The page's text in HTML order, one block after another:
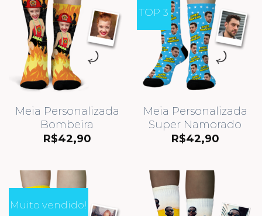
Meia Personalizada
Bombeira
R$42,90
TOP 3
Meia Personalizada
Super Namorado
R$42,90
Muito vendido!